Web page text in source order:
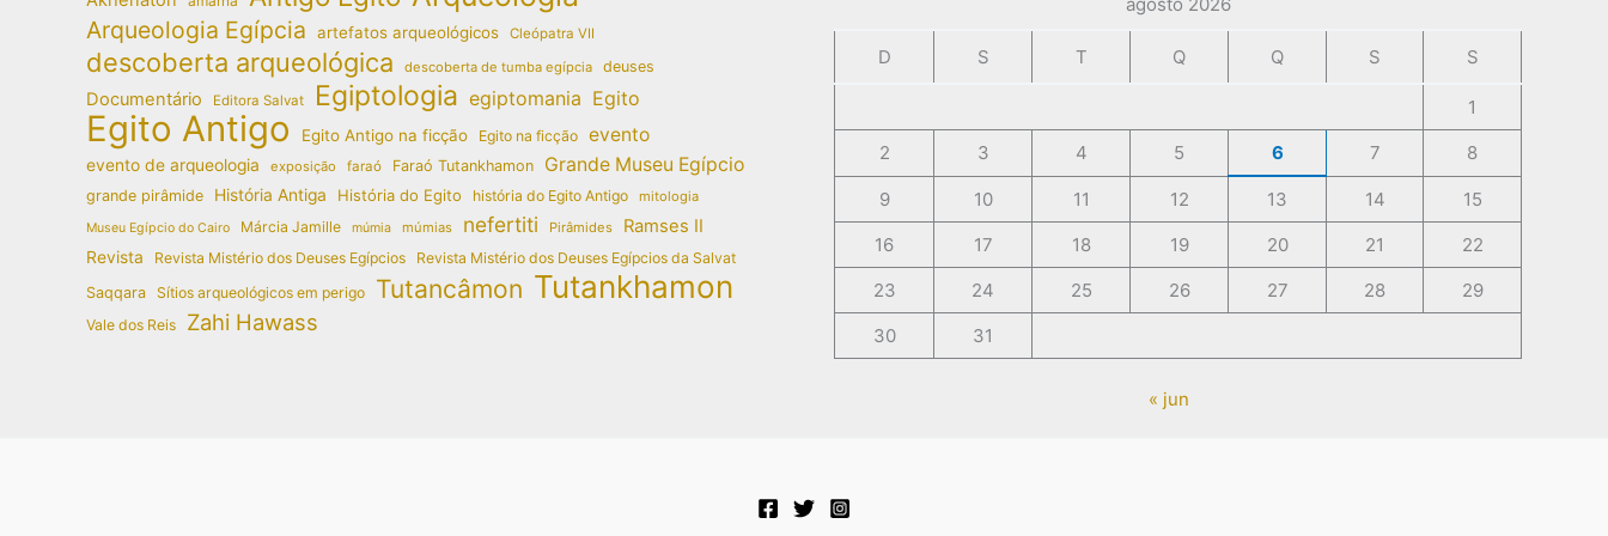
Arqueologia Egípcia artefatos arqueológicos Cleópatra VII
descoberta arqueológica descoberta de tumba egípcia deuses
Documentário Editora Salvat Egiptologia egiptomania Egito
Egito Antigo Egito Antigo na ficção Egito na ficção evento
evento de arqueologia exposição faraó Faraó Tutankhamon Grande Museu Egípcio
grande pirâmide História Antiga História do Egito história do Egito Antigo mitologia
Museu Egípcio do Cairo Márcia Jamille múmia múmias nefertiti Pirâmides Ramses II
Revista Revista Mistério dos Deuses Egípcios
Revista Mistério dos Deuses Egípcios da Salvat
Saqqara Sítios arqueológicos em perigo Tutancâmon Tutankhamon
Vale dos Reis Zahi Hawass
D S T Q Q S S
1
2
3 4 5 6 7 8
9 10 11 12 13 14
15
16
17 18 19 20 21
22
23
24 25 26 27 28
29
30
31
« jun